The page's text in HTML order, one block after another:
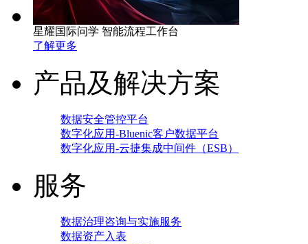
星耀国际问学 智能流程工作台
了解更多
产品及解决方案
数据安全管控平台
数字化应用-Bluenic客户数据平台
数字化应用-云捷集成中间件（ESB）
服务
数据治理咨询与实施服务
数据资产入表